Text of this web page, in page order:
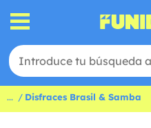
... Disfraces Brasil & Samba